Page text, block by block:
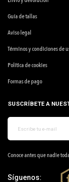
Guía de tallas
Aviso legal
Términos y condiciones de
Política de cookies
Formas de pago
SUSCRÍBETE A
Conoce antes que nadie
Síguenos: